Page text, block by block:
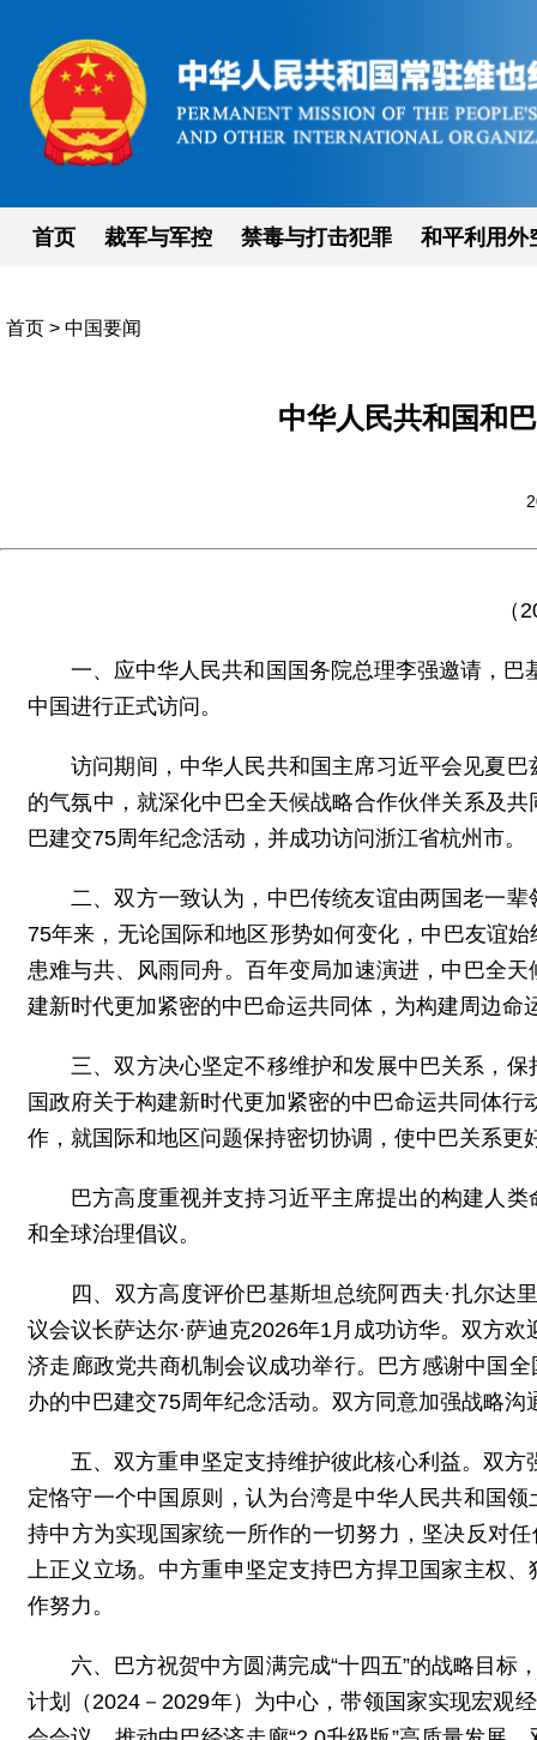
首页 裁军与军控 禁毒与打击犯罪 和平利用外
首页 > 中国要闻
中华人民共和国和
（
一、应中华人民共和国国务院总理李强邀请，
中国进行正式访问。
访问期间，中华人民共和国主席习近平会见夏
的气氛中，就深化中巴全天候战略合作伙伴关系及
巴建交75周年纪念活动，并成功访问浙江省杭州市。
二、双方一致认为，中巴传统友谊由两国老一
75年来，无论国际和地区形势如何变化，中巴友谊
患难与共、风雨同舟。百年变局加速演进，中巴全
建新时代更加紧密的中巴命运共同体，为构建周边命
三、双方决心坚定不移维护和发展中巴关系，
国政府关于构建新时代更加紧密的中巴命运共同体
作，就国际和地区问题保持密切协调，使中巴关系
巴方高度重视并支持习近平主席提出的构建人
和全球治理倡议。
四、双方高度评价巴基斯坦总统阿西夫·扎尔达
议会议长萨达尔·萨迪克2026年1月成功访华。双方
济走廊政党共商机制会议成功举行。巴方感谢中国
办的中巴建交75周年纪念活动。双方同意加强战略
五、双方重申坚定支持维护彼此核心利益。双
定恪守一个中国原则，认为台湾是中华人民共和国
持中方为实现国家统一所作的一切努力，坚决反对
上正义立场。中方重申坚定支持巴方捍卫国家主权
作努力。
六、巴方祝贺中方圆满完成“十四五”的战略目标
计划（2024－2029年）为中心，带领国家实现宏观